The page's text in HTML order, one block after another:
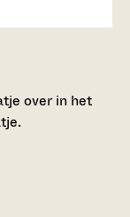
over in het